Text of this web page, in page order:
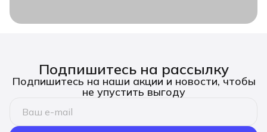
Подпишитесь на рассылку
Подпишитесь на наши акции и новости, чтобы
не упустить выгоду